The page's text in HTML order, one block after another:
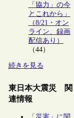
「協力」の今
とこれから」
（8/21・オン
ライン、録画
配信あり）
（44）
続きを見る
東日本大震災 関
連情報